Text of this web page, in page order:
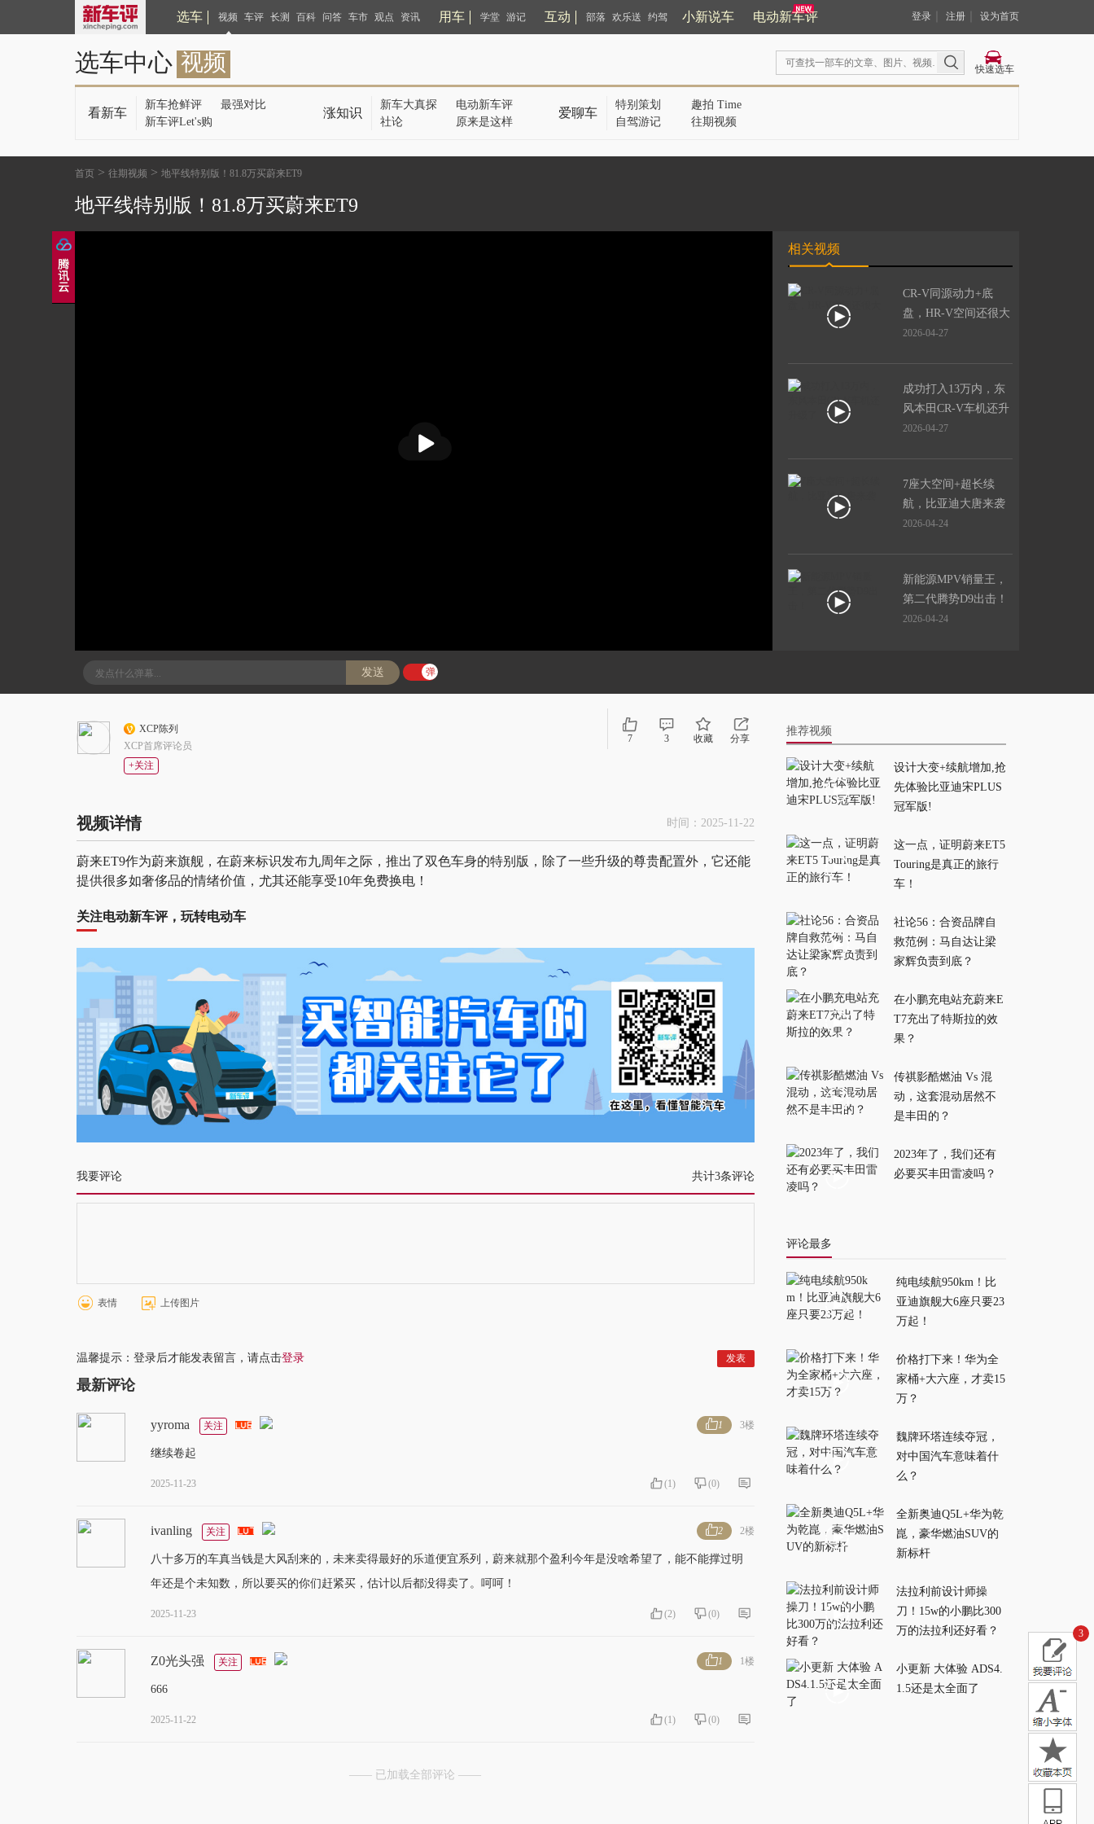
选车 视频 车评 长测 百科 问答 车市 观点 资讯 用车 学堂 游记 互动 部落 欢乐送 约驾 小新说车 电动新车评 登录 注册 设为首页
选车中心 视频 快速选车
看新车
新车抢鲜评
最强对比
新车评Let's购
涨知识
新车大真探
电动新车评
社论
原来是这样
爱聊车
特别策划
趣拍 Time
自驾游记
往期视频
首页 > 往期视频 > 地平线特别版！81.8万买蔚来ET9
地平线特别版！81.8万买蔚来ET9
发送 弹
放
相关视频
CR-V同源动力+底
盘，HR-V空间还很大
2026-04-27
成功打入13万内，东
风本田CR-V车机还升
级了
2026-04-27
7座大空间+超长续
航，比亚迪大唐来袭
2026-04-24
新能源MPV销量王，
第二代腾势D9出击！
2026-04-24
轿车了？还一次性出3
性价比最高A级
SUV，非这台海狮05
莫属
2026-04-24
充电超快，比亚迪汉
EV闪充版上新！
三电机旗舰SUV，腾
2026-04-24
跑车，这台比亚迪不
得了
2026-04-24
第三代元 PLUS 亮
相，今年最有性价比
XCP陈列
XCP首席评论员
+关注
7 3 收藏 分享
视频详情 时间：2025-11-22
蔚来ET9作为蔚来旗舰，在蔚来标识发布九周年之际，推出了双色车身的特别版，除了一些升级的尊贵配置外，它还能
提供很多如奢侈品的情绪价值，尤其还能享受10年免费换电！
关注电动新车评，玩转电动车
共计3条评论
我要评论
表情 上传图片
温馨提示：登录后才能发表留言，请点击登录
最新评论
yyroma 关注 3楼
1
继续卷起
2025-11-23 (1) (0)
ivanling 关注 2楼
2
八十多万的车真当钱是大风刮来的，未来卖得最好的乐道便宜系列，蔚来就那个盈利今年是没啥希望了，能不能撑过明
年还是个未知数，所以要买的你们赶紧买，估计以后都没得卖了。呵呵！
2025-11-23 (2) (0)
Z0光头强 关注 1楼
1
666
2025-11-22 (1) (0)
—— 已加载全部评论 ——
推荐视频
设计大变+续航增加,抢
先体验比亚迪宋PLUS
冠军版!
这一点，证明蔚来ET5
Touring是真正的旅行
车！
社论56：合资品牌自
救范例：马自达让梁
家辉负责到底？
在小鹏充电站充蔚来E
T7充出了特斯拉的效
果？
传祺影酷燃油 Vs 混
动，这套混动居然不
是丰田的？
2023年了，我们还有
必要买丰田雷凌吗？
评论最多
纯电续航950km！比
亚迪旗舰大6座只要23
万起！
价格打下来！华为全
家桶+大六座，才卖15
万？
魏牌环塔连续夺冠，
对中国汽车意味着什
么？
全新奥迪Q5L+华为乾
崑，豪华燃油SUV的
新标杆
法拉利前设计师操
刀！15w的小鹏比300
万的法拉利还好看？
小更新 大体验 ADS4.
1.5还是太全面了
3